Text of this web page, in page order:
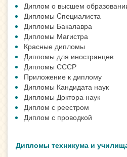
Диплом о высшем
Дипломы Cпециалиста
Дипломы Бакалавра
Дипломы Магистра
Красные дипломы
Дипломы для иностранцев
Дипломы СССР
Приложение к диплому
Дипломы Кандидата наук
Дипломы Доктора наук
Диплом с реестром
Диплом с проводкой
Дипломы техникума и